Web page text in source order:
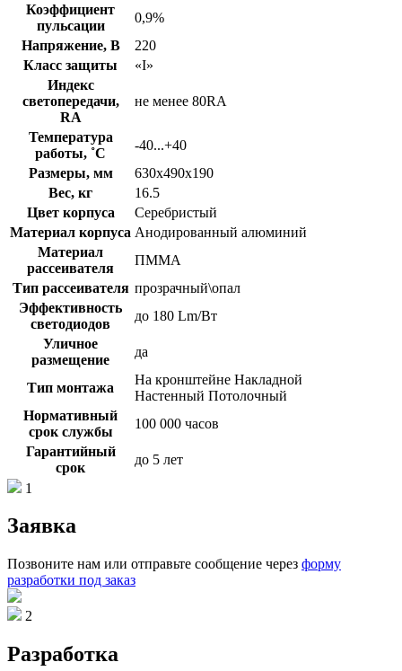
Коэффициент
пульсации
0,9%
Напряжение, В
220
Класс защиты
«I»
Индекс
светопередачи,
RA
не менее 80RA
Температура
работы, ˚С
-40...+40
Размеры, мм
630х490х190
Вес, кг
16.5
Цвет корпуса
Серебристый
Материал корпуса Анодированный алюминий
Материал
рассеивателя
ПММА
Тип рассеивателя прозрачный\опал
Эффективность
светодиодов
до 180 Lm/Вт
Уличное
размещение
да
Тип монтажа
На кронштейне Накладной
Настенный Потолочный
Нормативный
срок службы
100 000 часов
Гарантийный
срок
до 5 лет
1
Заявка
Позвоните нам или отправьте сообщение через форму
разработки под заказ
2
Разработка